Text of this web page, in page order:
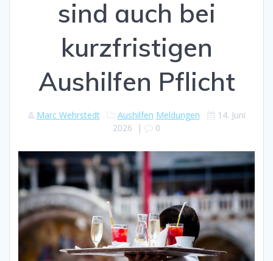
sind auch bei
kurzfristigen
Aushilfen Pflicht
Marc Wehrstedt Aushilfen Meldungen
14. Juni
2026 | 0